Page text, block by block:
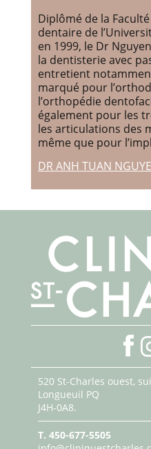
Diplômé de la
dentaire de
en 1999, le Dr
la dentisterie avec
entretient
marqué pour
l’orthopédie
également pour les
les articulations des
même que pour
DR ANH TUAN
520 St-Charles ouest,
Longueuil PQ
J4H-0A8.
T. 450-677-5505